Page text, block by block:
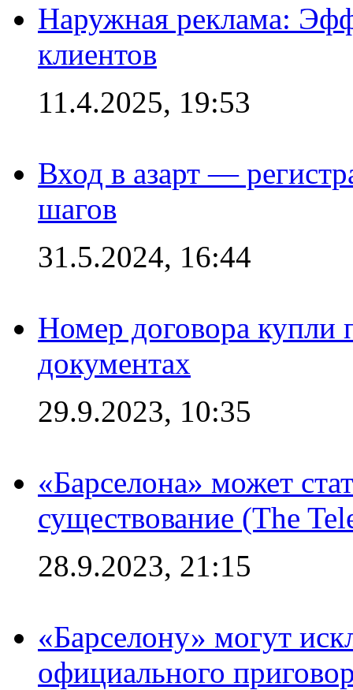
Наружная реклама:
клиентов
11.4.2025, 19:53
Вход в азарт —
шагов
31.5.2024, 16:44
Номер договора купли
документах
29.9.2023, 10:35
«Барселона» может
существование (The
28.9.2023, 21:15
«Барселону» могут
официального